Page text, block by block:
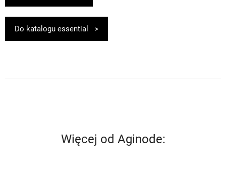
Do katalogu essential >
Więcej od Aginode: